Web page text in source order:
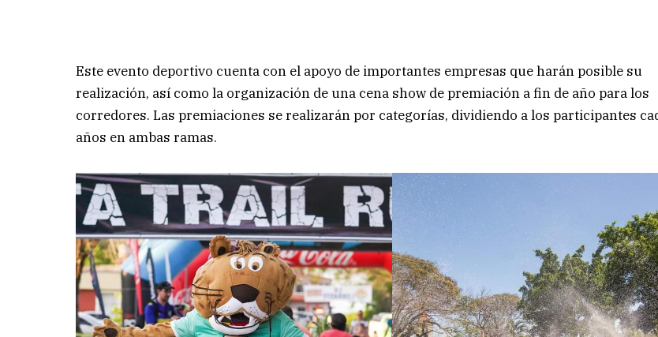
Este evento deportivo cuenta con el apoyo de importantes empresas que harán posible su
realización, así como la organización de una cena show de premiación a fin de año para los
corredores. Las premiaciones se realizarán por categorías, dividiendo a los participantes
años en ambas ramas.